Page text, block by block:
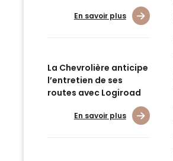
En savoir plus
La Chevrolière anticipe
l’entretien de ses
routes avec Logiroad
En savoir plus